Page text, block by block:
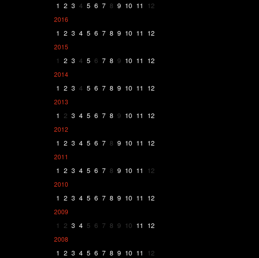
1 2 3 4 5 6 7 8 9 10 11 12
2016
1 2 3 4 5 6 7 8 9 10 11 12
2015
1 2 3 4 5 6 7 8 9 10 11 12
2014
1 2 3 4 5 6 7 8 9 10 11 12
2013
1 2 3 4 5 6 7 8 9 10 11 12
2012
1 2 3 4 5 6 7 8 9 10 11 12
2011
1 2 3 4 5 6 7 8 9 10 11 12
2010
1 2 3 4 5 6 7 8 9 10 11 12
2009
1 2 3 4 5 6 7 8 9 10 11 12
2008
1 2 3 4 5 6 7 8 9 10 11 12